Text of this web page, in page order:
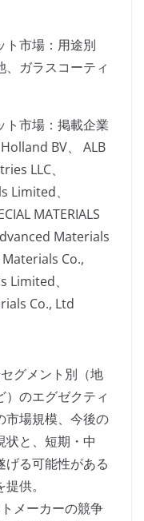
ト市場：用途別
ガラスコーティ
ト市場：掲載企業
BV、 ALB
LLC、
Limited、
MATERIALS
Materials
Co.,
Limited、
Co., Ltd
グメント別（地
のエグゼクティ
市場規模、今後の
状と、短期・中
げる可能性がある
供。
メーカーの競争